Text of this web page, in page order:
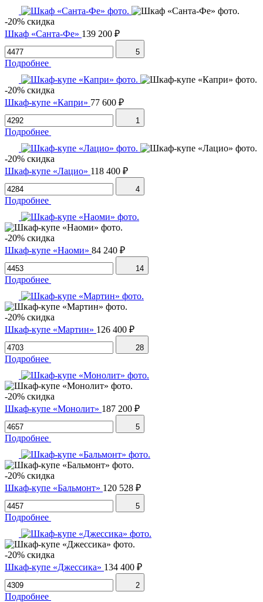
-20% скидка
Шкаф «Санта-Фе» 139 200 ₽
5
Подробнее
-20% скидка
Шкаф-купе «Капри» 77 600 ₽
1
Подробнее
-20% скидка
Шкаф-купе «Лацио» 118 400 ₽
4
Подробнее
-20% скидка
Шкаф-купе «Наоми» 84 240 ₽
14
Подробнее
-20% скидка
Шкаф-купе «Мартин» 126 400 ₽
28
Подробнее
-20% скидка
Шкаф-купе «Монолит» 187 200 ₽
5
Подробнее
-20% скидка
Шкаф-купе «Бальмонт» 120 528 ₽
5
Подробнее
-20% скидка
Шкаф-купе «Джессика» 134 400 ₽
2
Подробнее